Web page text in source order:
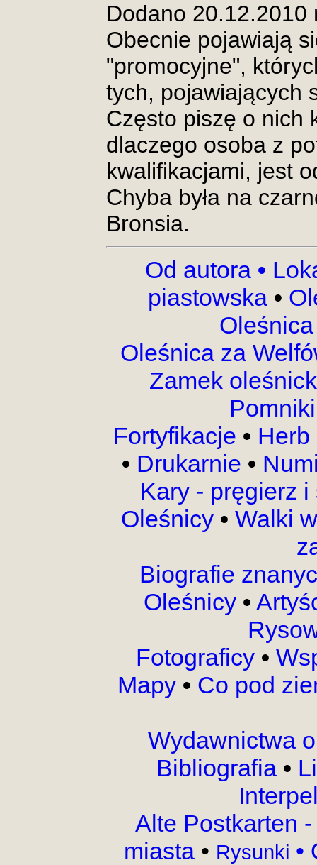
Dodano 20.12.2010
Obecnie pojawiają
"promocyjne",
tych, pojawiających
Często piszę o nich
dlaczego osoba z
kwalifikacjami, jest
Chyba była na
Bronsia.
Od autora •
piastowska •
Oleśnica za
Zamek
Fortyfikacje •
• Drukarnie •
Kary - pręgierz
Oleśnicy • Walki
Biografie
Oleśnicy •
Fotograficy •
Mapy • Co pod
Wydawnictwa
Bibliografia •
Alte Postkarten
miasta• Rysunki •